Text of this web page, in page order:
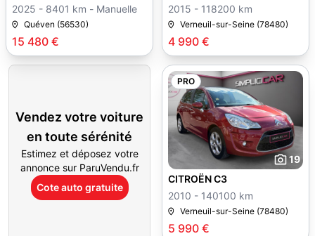
15 480 €
2025 - 8401 km - Manuelle
Quéven (56530)
4 990 €
2015 - 118200 km
Verneuil-sur-Seine (78480)
Vendez votre voiture
en toute sérénité
Estimez et déposez votre
annonce sur ParuVendu.fr
Cote auto gratuite
PRO
19
5 990 €
CITROËN C3
2010 - 140100 km
Verneuil-sur-Seine (78480)